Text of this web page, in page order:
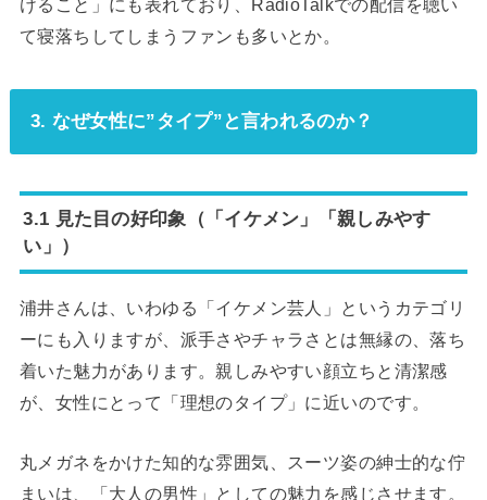
て寝落ちしてしまうファンも多いとか。
3. なぜ女性に”タイプ”と言われるのか？
3.1 見た目の好印象（「イケメン」「親しみやす
い」）
浦井さんは、いわゆる「イケメン芸人」というカテゴリ
ーにも入りますが、派手さやチャラさとは無縁の、落ち
着いた魅力があります。親しみやすい顔立ちと清潔感
が、女性にとって「理想のタイプ」に近いのです。
丸メガネをかけた知的な雰囲気、スーツ姿の紳士的な佇
まいは、「大人の男性」としての魅力を感じさせます。